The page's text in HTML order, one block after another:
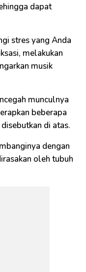
dapat
stres yang Anda
melakukan
musik
munculnya
beberapa
di atas.
dengan
oleh tubuh